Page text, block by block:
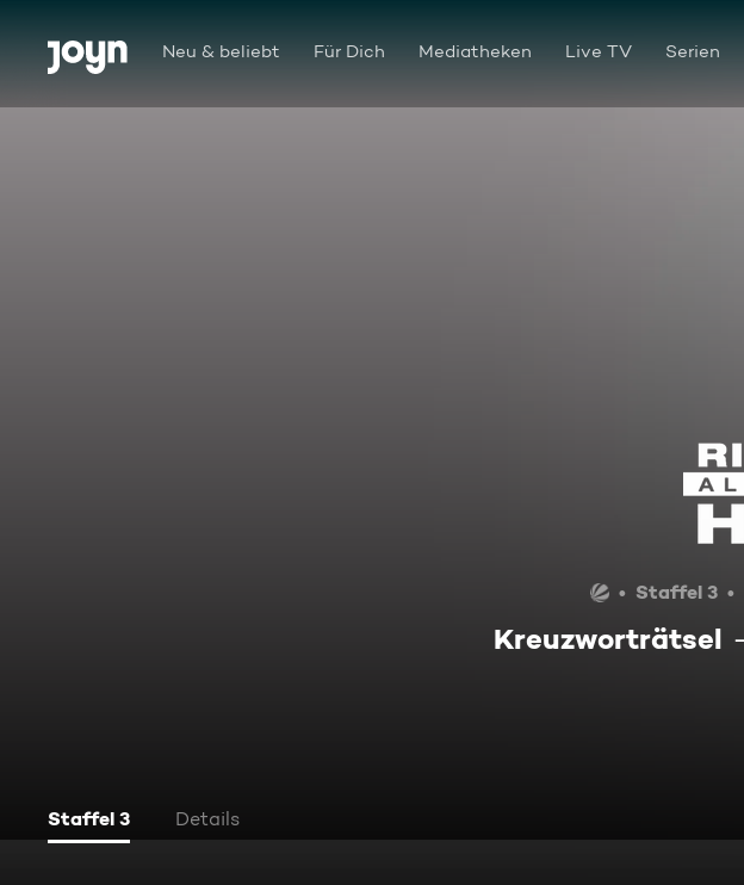
Zum Inhalt springen
Barrierefrei Neu & beliebt Für Dich Mediatheken Live TV Serien
Staffel 3
Kreuzworträtsel
Staffel 3 Details